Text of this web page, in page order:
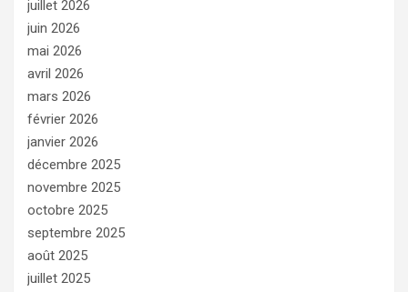
juillet 2026
juin 2026
mai 2026
avril 2026
mars 2026
février 2026
janvier 2026
décembre 2025
novembre 2025
octobre 2025
septembre 2025
août 2025
juillet 2025